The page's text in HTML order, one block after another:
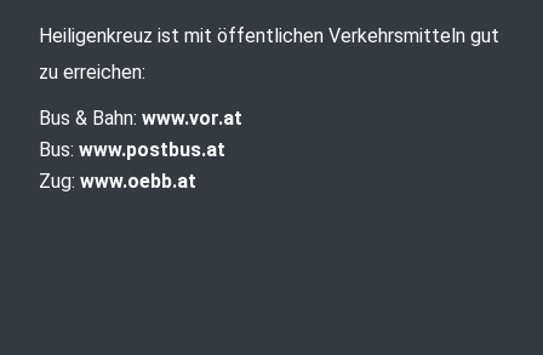
Heiligenkreuz ist mit öffentlichen Verkehrsmitteln gut
zu erreichen:
Bus & Bahn: www.vor.at
Bus: www.postbus.at
Zug: www.oebb.at